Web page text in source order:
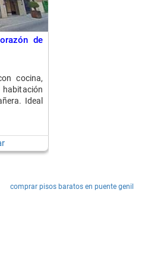
de
cocina,
Ideal
comprar pisos baratos en puente genil